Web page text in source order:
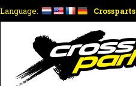
Language: Crossparts